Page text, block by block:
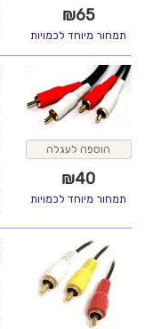
₪65
תמחור מיוחד לכמויות
הוספה לעגלה
₪40
תמחור מיוחד לכמויות